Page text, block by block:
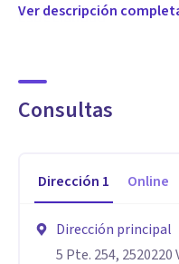
Especialidad
donde exploramos tus
ajustadas a tu historia y
Terapia Cognitivo
la construcción de tu
Ver descripción
Consultas
Dirección 1 Online
Dirección principal
5 Pte. 254,